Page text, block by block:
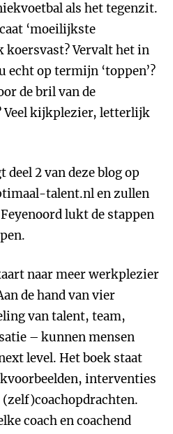
als het tegenzit.
‘moeilijkste
koersvast? Vervalt het in
echt op termijn ‘toppen’?
de bril van de
kijkplezier, letterlijk
deel 2 van deze blog op
talent.nl en zullen
lukt de stappen
naar meer werkplezier
de hand van vier
van talent, team,
– kunnen mensen
level. Het boek staat
interventies
coach en coachend